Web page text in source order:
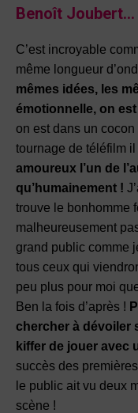
Benoît Joubert…
C’est incroyable
même longueur
mêmes idées, les
émotionnelle, on
on est dans un cocon
tournage de téléfilm il
amoureux l’un de
qu’humainement !
trouve le bonhomme
malheureusement
grand public comme
tous ceux qui
peu plus pour moi
Ben la fois d’après !
chercher à dévoiler
kiffer de jouer avec
succès des
le public ait vu deux
scène !